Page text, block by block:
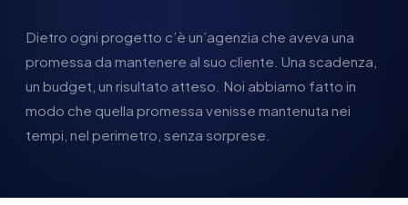
Dietro ogni progetto c’è un’agenzia che aveva una
promessa da mantenere al suo cliente. Una scadenza,
un budget, un risultato atteso. Noi abbiamo fatto in
modo che quella promessa venisse mantenuta nei
tempi, nel perimetro, senza sorprese.